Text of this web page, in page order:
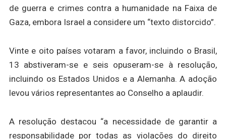
de guerra e crimes contra a humanidade na Faixa de
Gaza, embora Israel a considere um “texto distorcido”.
Vinte e oito países votaram a favor, incluindo o Brasil,
13 abstiveram-se e seis opuseram-se à resolução,
incluindo os Estados Unidos e a Alemanha. A adoção
levou vários representantes ao Conselho a aplaudir.
A resolução destacou “a necessidade de garantir a
responsabilidade por todas as violações do direito